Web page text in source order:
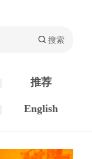
| 推荐
| English